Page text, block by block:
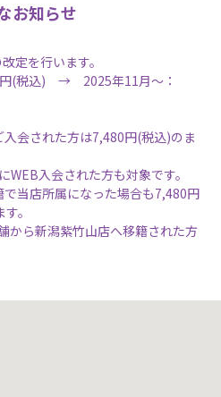
お知らせ
定を行います。
円(税込) → 2025年11月～：
会された方は7,480円(税込)のま
入会された方も対象です。
当店所属になった場合も7,480円
。
から新潟紫竹山店へ移籍された方